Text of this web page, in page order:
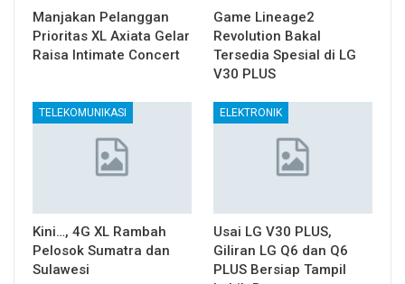
Manjakan Pelanggan
Prioritas XL Axiata Gelar
Raisa Intimate Concert
Game Lineage2
Revolution Bakal
Tersedia Spesial di LG
V30 PLUS
TELEKOMUNIKASI
Kini…, 4G XL Rambah
Pelosok Sumatra dan
Sulawesi
ELEKTRONIK
Usai LG V30 PLUS,
Giliran LG Q6 dan Q6
PLUS Bersiap Tampil